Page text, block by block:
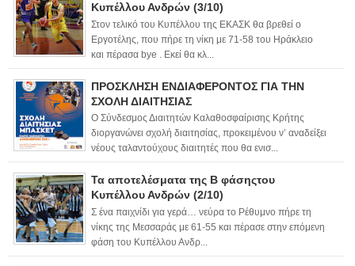
Κυπέλλου Ανδρών (3/10)
Στον τελικό του Κυπέλλου της ΕΚΑΣΚ θα βρεθεί ο
Εργοτέλης, που πήρε τη νίκη με 71-58 του Ηράκλειο
και πέρασα bye . Εκεί θα κλ...
ΠΡΟΣΚΛΗΣΗ ΕΝΔΙΑΦΕΡΟΝΤΟΣ ΓΙΑ ΤΗΝ
ΣΧΟΛΗ ΔΙΑΙΤΗΣΙΑΣ
Ο Σύνδεσμος Διαιτητών Καλαθοσφαίρισης Κρήτης
διοργανώνει σχολή διαιτησίας, προκειμένου ν’ αναδείξει
νέους ταλαντούχους διαιτητές που θα ενισ...
Τα αποτελέσματα της Β φάσηςτου
Κυπέλλου Ανδρών (2/10)
Σ ένα παιχνίδι για γερά… νεύρα το Ρέθυμνο πήρε τη
νίκης της Μεσσαράς με 61-55 και πέρασε στην επόμενη
φάση του Κυπέλλου Ανδρ...